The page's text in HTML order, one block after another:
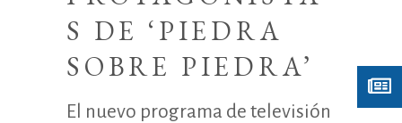
S DE ‘PIEDRA
SOBRE PIEDRA’
El nuevo programa de televisión